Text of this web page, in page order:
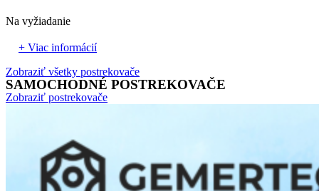
Na vyžiadanie
+ Viac informácií
Zobraziť všetky postrekovače
SAMOCHODNÉ POSTREKOVAČE
Zobraziť postrekovače